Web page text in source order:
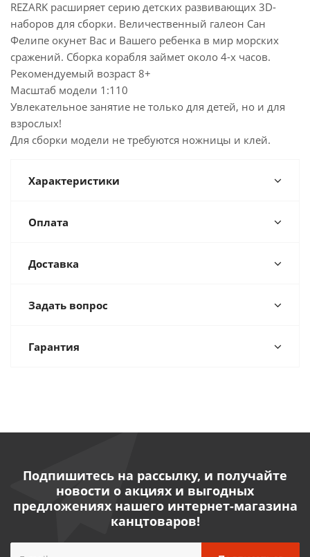
REZARK расширяет серию детских развивающих 3D-
наборов для сборки. Величественный галеон Сан
Фелипе окунет Вас и Вашего ребенка в мир морских
сражений. Сборка корабля займет около 4-х часов.
Рекомендуемый возраст 8+
Масштаб модели 1:110
Увлекательное занятие не только для детей, но и для
взрослых!
Для сборки модели не требуются ножницы и клей.
Характеристики
Оплата
Доставка
Задать вопрос
Гарантия
Подпишитесь на рассылку, и получайте
новости о акциях и выгодных
предложениях нашего интернет-магазина
канцтоваров!